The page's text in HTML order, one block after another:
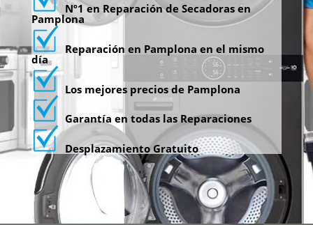
Nº1 en Reparación de Secadoras en
Pamplona
Reparación en Pamplona en el mismo
día
Los mejores precios de Pamplona
Garantía en todas las Reparaciones
Desplazamiento Gratuito